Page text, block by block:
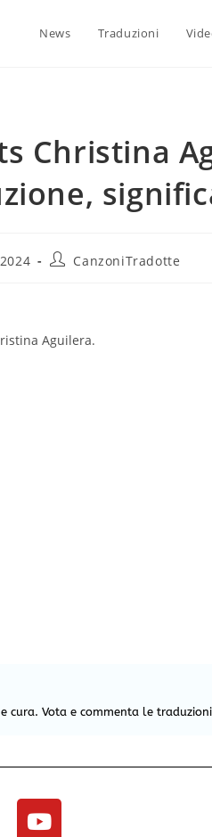
News Traduzioni
Christina
CanzoniTradotte
Aguilera.
Vota e commenta le